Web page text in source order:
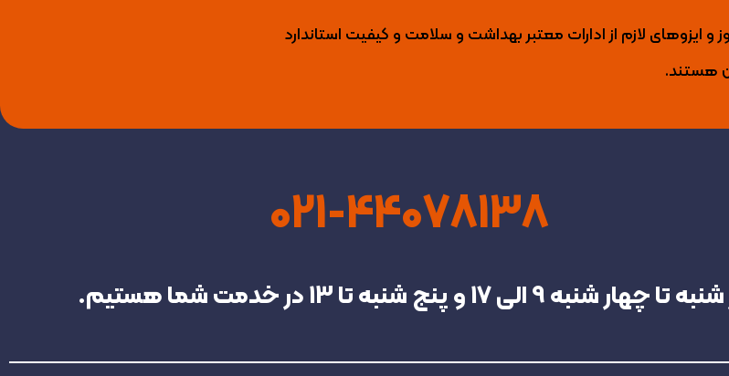
ایزوهای لازم از ادارات معتبر بهداشت و سلامت و کیفیت استاندارد
هستند.
021-44078138
تا چهار شنبه‌ 9 الی 17 و پنج شنبه تا 13 در خدمت شما هستیم.